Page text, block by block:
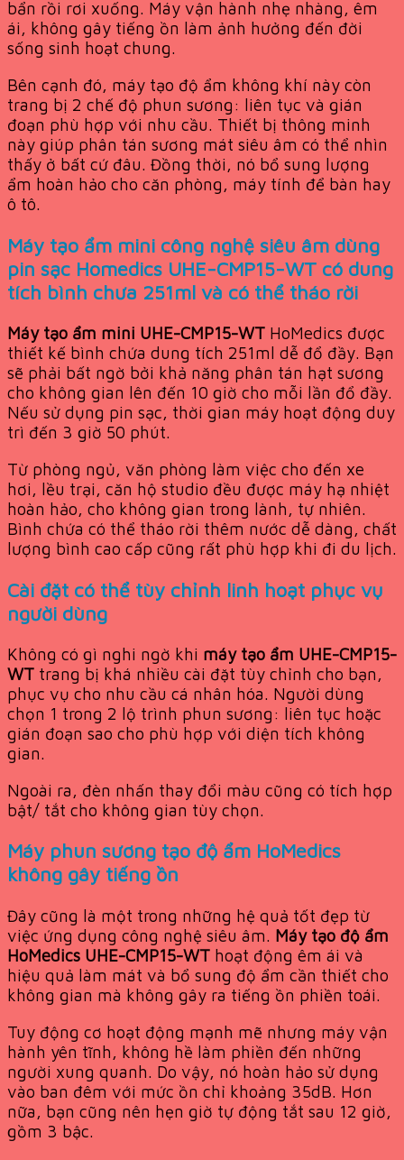
bẩn rồi rơi xuống. Máy vận hành nhẹ nhàng, êm
ái, không gây tiếng ồn làm ảnh hưởng đến đời
sống sinh hoạt chung.
Bên cạnh đó, máy tạo độ ẩm không khí này còn
trang bị 2 chế độ phun sương: liên tục và gián
đoạn phù hợp với nhu cầu. Thiết bị thông minh
này giúp phân tán sương mát siêu âm có thể nhìn
thấy ở bất cứ đâu. Đồng thời, nó bổ sung lượng
ẩm hoàn hảo cho căn phòng, máy tính để bàn hay
ô tô.
Máy tạo ẩm mini công nghệ siêu âm dùng
pin sạc Homedics UHE-CMP15-WT có dung
tích bình chưa 251ml và có thể tháo rời
Máy tạo ẩm mini UHE-CMP15-WT HoMedics được
thiết kế bình chứa dung tích 251ml dễ đổ đầy. Bạn
sẽ phải bất ngờ bởi khả năng phân tán hạt sương
cho không gian lên đến 10 giờ cho mỗi lần đổ đầy.
Nếu sử dụng pin sạc, thời gian máy hoạt động duy
trì đến 3 giờ 50 phút.
Từ phòng ngủ, văn phòng làm việc cho đến xe
hơi, lều trại, căn hộ studio đều được máy hạ nhiệt
hoàn hảo, cho không gian trong lành, tự nhiên.
Bình chứa có thể tháo rời thêm nước dễ dàng, chất
lượng bình cao cấp cũng rất phù hợp khi đi du lịch.
Cài đặt có thể tùy chỉnh linh hoạt phục vụ
người dùng
Không có gì nghi ngờ khi máy tạo ẩm UHE-CMP15-
WT trang bị khá nhiều cài đặt tùy chỉnh cho bạn,
phục vụ cho nhu cầu cá nhân hóa. Người dùng
chọn 1 trong 2 lộ trình phun sương: liên tục hoặc
gián đoạn sao cho phù hợp với diện tích không
gian.
Ngoài ra, đèn nhấn thay đổi màu cũng có tích hợp
bật/ tắt cho không gian tùy chọn.
Máy phun sương tạo độ ẩm HoMedics
không gây tiếng ồn
Đây cũng là một trong những hệ quả tốt đẹp từ
việc ứng dụng công nghệ siêu âm. Máy tạo độ ẩm
HoMedics UHE-CMP15-WT hoạt động êm ái và
hiệu quả làm mát và bổ sung độ ẩm cần thiết cho
không gian mà không gây ra tiếng ồn phiền toái.
Tuy động cơ hoạt động mạnh mẽ nhưng máy vận
hành yên tĩnh, không hề làm phiền đến những
người xung quanh. Do vậy, nó hoàn hảo sử dụng
vào ban đêm với mức ồn chỉ khoảng 35dB. Hơn
nữa, bạn cũng nên hẹn giờ tự động tắt sau 12 giờ,
gồm 3 bậc.